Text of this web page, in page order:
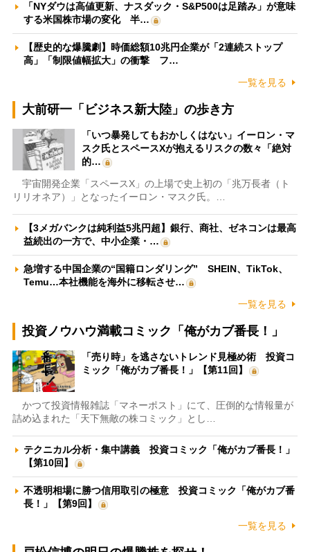
「NYダウは高値更新、ナスダック・S&P500は足踏み」が意味
する米国株市場の変化 半…
【歴史的な爆騰劇】時価総額10兆円企業が「2連続ストップ
高」「制限値幅拡大」の衝撃 フ…
一覧を見る
大前研一「ビジネス新大陸」の歩き方
「いつ暴発してもおかしくはない」イーロン・マ
スク氏とスペースXが抱えるリスクの数々「絶対
的…
宇宙開発企業「スペースX」の上場で史上初の「兆万長者（ト
リリオネア）」となったイーロン・マスク氏。…
【3メガバンクは純利益5兆円超】銀行、商社、ゼネコンは最高
益続出の一方で、中小企業・…
急増する中国企業の“国籍ロンダリング” SHEIN、TikTok、
Temu…本社機能を海外に移転させ…
一覧を見る
投資ノウハウ満載コミック「俺がカブ番長！」
「売り時」を逃さないトレンド見極め術 投資コ
ミック「俺がカブ番長！」【第11回】
かつて投資情報雑誌「マネーポスト」にて、圧倒的な情報量が
詰め込まれた「天下無敵の株コミック」とし…
テクニカル分析・集中講義 投資コミック「俺がカブ番長！」
【第10回】
不透明相場に勝つ信用取引の極意 投資コミック「俺がカブ番
長！」【第9回】
一覧を見る